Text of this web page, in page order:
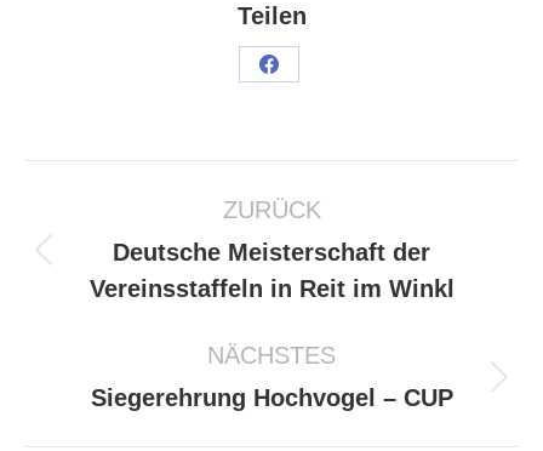
Teilen
ZURÜCK
Deutsche Meisterschaft der
Vereinsstaffeln in Reit im Winkl
NÄCHSTES
Siegerehrung Hochvogel – CUP